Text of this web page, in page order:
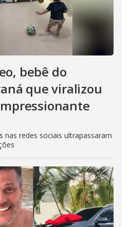
bebê do
que viralizou
nas redes sociais ultrapassaram